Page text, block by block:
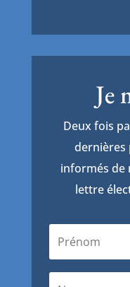
Je
Deux fois
dernières
informés de
lettre